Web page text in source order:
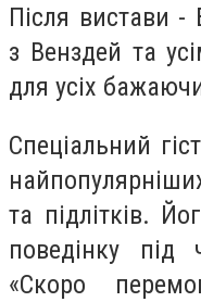
Після вистави
з Венздей та
для усіх
Спеціальний
та підлітків.
поведінку під
«Скоро